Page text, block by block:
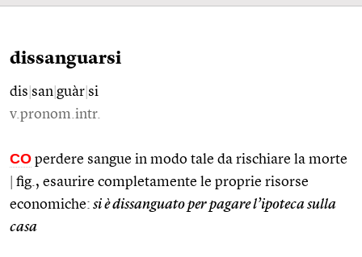
dissanguarsi
dis san guàr si
v.pronom.intr.
CO perdere sangue in modo tale da rischiare la morte
fig., esaurire completamente le proprie risorse
economiche: si è dissanguato per pagare l’ipoteca sulla
casa